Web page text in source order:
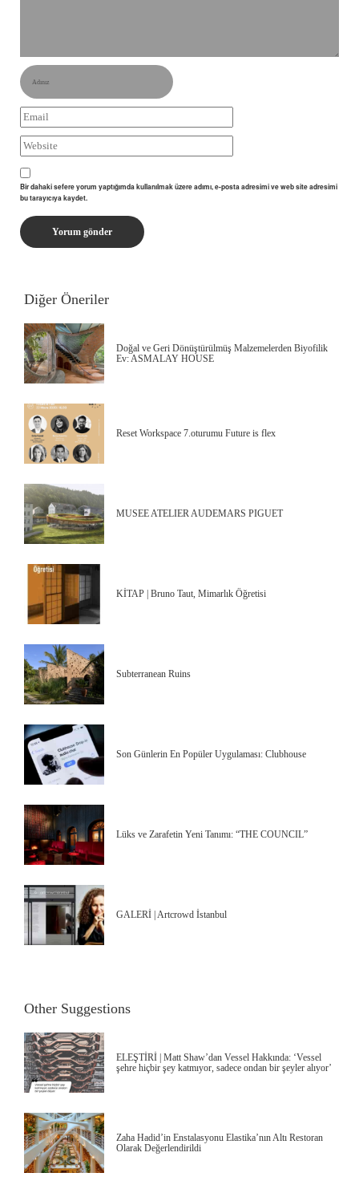
Bir dahaki sefere yorum yaptığımda kullanılmak üzere adımı, e-posta adresimi ve web site adresimi
bu tarayıcıya kaydet.
Diğer Öneriler
Doğal ve Geri Dönüştürülmüş Malzemelerden Biyofilik
Ev: ASMALAY HOUSE
Reset Workspace 7.oturumu Future is flex
MUSEE ATELIER AUDEMARS PIGUET
KİTAP | Bruno Taut, Mimarlık Öğretisi
Subterranean Ruins
Son Günlerin En Popüler Uygulaması: Clubhouse
Lüks ve Zarafetin Yeni Tanımı: “THE COUNCIL”
GALERİ | Artcrowd İstanbul
Other Suggestions
ELEŞTİRİ | Matt Shaw’dan Vessel Hakkında: ‘Vessel
şehre hiçbir şey katmıyor, sadece ondan bir şeyler alıyor’
Zaha Hadid’in Enstalasyonu Elastika’nın Altı Restoran
Olarak Değerlendirildi